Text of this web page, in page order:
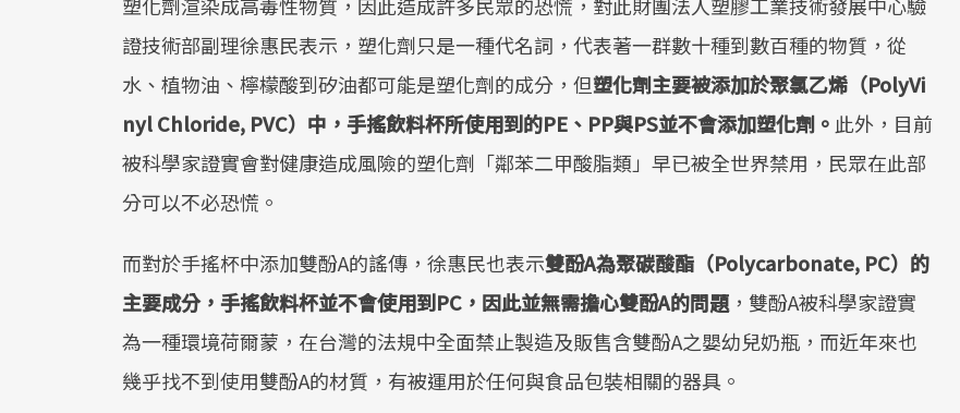
證技術部副理徐惠民表示，塑化劑只是一種代名詞，代表著一群數十種到數百種的物質，從
水、植物油、檸檬酸到矽油都可能是塑化劑的成分，但塑化劑主要被添加於聚氯乙烯（PolyVi
nyl Chloride, PVC）中，手搖飲料杯所使用到的PE 、 PP與PS並不會添加塑化劑。 此外，目前
被科學家證實會對健康造成風險的塑化劑「鄰苯二甲酸脂類」早已被全世界禁用，民眾在此部
分可以不必恐慌。
而對於手搖杯中添加雙酚A的謠傳，徐惠民也表示雙酚A為聚碳酸酯（Polycarbonate, PC）的
主要成分，手搖飲料杯並不會使用到PC ，因此並無需擔心雙酚A的問題，雙酚A被科學家證實
為一種環境荷爾蒙，在台灣的法規中全面禁止製造及販售含雙酚A之嬰幼兒奶瓶，而近年來也
幾乎找不到使用雙酚A的材質，有被運用於任何與食品包裝相關的器具。